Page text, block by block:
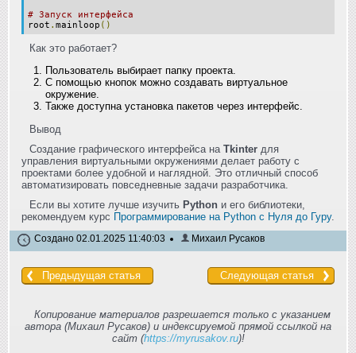
# Запуск интерфейса
root . mainloop ()
Как это работает?
Пользователь выбирает папку проекта.
С помощью кнопок можно создавать виртуальное
окружение.
Также доступна установка пакетов через интерфейс.
Вывод
Создание графического интерфейса на Tkinter для
управления виртуальными окружениями делает работу с
проектами более удобной и наглядной. Это отличный способ
автоматизировать повседневные задачи разработчика.
Если вы хотите лучше изучить Python и его библиотеки,
рекомендуем курс Программирование на Python с Нуля до Гуру.
Создано 02.01.2025 11:40:03 Михаил Русаков
Предыдущая статья Следующая статья
Копирование материалов разрешается только с указанием
автора (Михаил Русаков) и индексируемой прямой ссылкой на
сайт (https://myrusakov.ru)!